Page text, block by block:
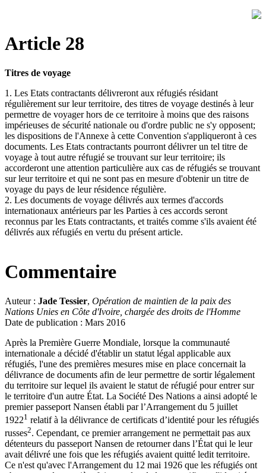
Article 28
Titres de voyage
1. Les Etats contractants délivreront aux réfugiés résidant
régulièrement sur leur territoire, des titres de voyage destinés à leur
permettre de voyager hors de ce territoire à moins que des raisons
impérieuses de sécurité nationale ou d'ordre public ne s'y opposent;
les dispositions de l'Annexe à cette Convention s'appliqueront à ces
documents. Les Etats contractants pourront délivrer un tel titre de
voyage à tout autre réfugié se trouvant sur leur territoire; ils
accorderont une attention particulière aux cas de réfugiés se trouvant
sur leur territoire et qui ne sont pas en mesure d'obtenir un titre de
voyage du pays de leur résidence régulière.
2. Les documents de voyage délivrés aux termes d'accords
internationaux antérieurs par les Parties à ces accords seront
reconnus par les Etats contractants, et traités comme s'ils avaient été
délivrés aux réfugiés en vertu du présent article.
Commentaire
Auteur : Jade Tessier, Opération de maintien de la paix des
Nations Unies en Côte d'Ivoire, chargée des droits de l'Homme
Date de publication : Mars 2016
Après la Première Guerre Mondiale, lorsque la communauté
internationale a décidé d'établir un statut légal applicable aux
réfugiés, l'une des premières mesures mise en place concernait la
délivrance de documents afin de leur permettre de sortir légalement
du territoire sur lequel ils avaient le statut de réfugié pour entrer sur
le territoire d'un autre État. La Société Des Nations a ainsi adopté le
premier passeport Nansen établi par l’Arrangement du 5 juillet
19221 relatif à la délivrance de certificats d’identité pour les réfugiés
russes2. Cependant, ce premier arrangement ne permettait pas aux
détenteurs du passeport Nansen de retourner dans l’État qui le leur
avait délivré une fois que les réfugiés avaient quitté ledit territoire.
Ce n'est qu'avec l'Arrangement du 12 mai 1926 que les réfugiés ont